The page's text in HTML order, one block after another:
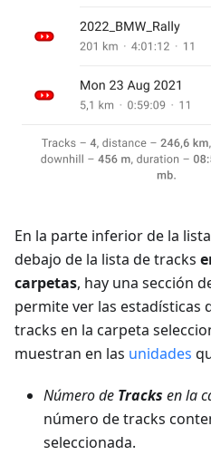
En la parte inferior de la
debajo de la lista de tracks
carpetas, hay una sección
permite ver las estadísticas
tracks en la carpeta
muestran en las unidades
Número de Tracks en la
número de tracks
seleccionada.